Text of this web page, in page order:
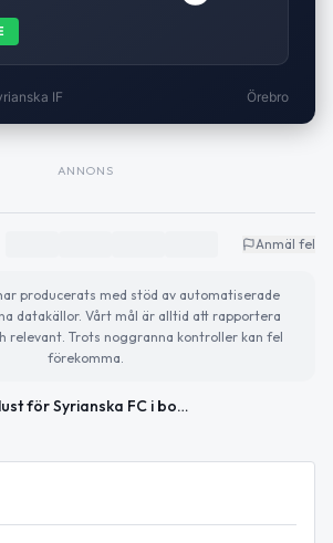
IF Örebro
ANNONS
Anmäl fel
producerats med stöd av automatiserade
datakällor. Vårt mål är alltid att rapportera
relevant. Trots noggranna kontroller kan fel
förekomma.
Förlust för Syrianska FC i bortamatch mot Örebro Syrianska IF